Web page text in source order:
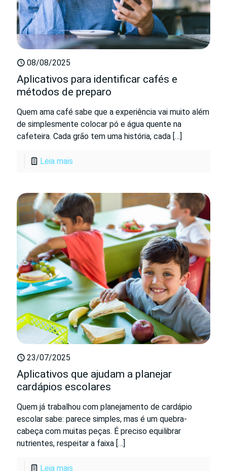
08/08/2025
Aplicativos para identificar cafés e
métodos de preparo
Quem ama café sabe que a experiência vai muito além
de simplesmente colocar pó e água quente na
cafeteira. Cada grão tem uma história, cada […]
Leia mais
23/07/2025
Aplicativos que ajudam a planejar
cardápios escolares
Quem já trabalhou com planejamento de cardápio
escolar sabe: parece simples, mas é um quebra-
cabeça com muitas peças. É preciso equilibrar
nutrientes, respeitar a faixa […]
Leia mais